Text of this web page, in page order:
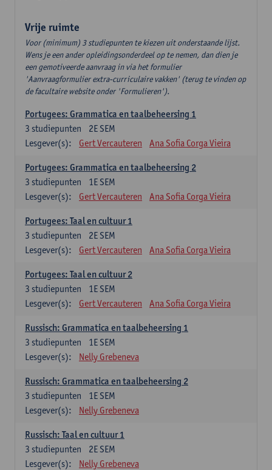
Vrije ruimte
Voor (minimum) 3 studiepunten te kiezen uit onderstaande lijst.
Wens je een ander opleidingsonderdeel op te nemen, dan dien je
een gemotiveerde aanvraag in via het formulier
'Aanvraagformulier extra-curriculaire vakken' (terug te vinden op
de facultaire website onder 'Formulieren').
Portugees: Grammatica en taalbeheersing 1
2E SEM
3 studiepunten
Lesgever(s):
Gert Vercauteren Ana Sofia Corga Vieira
Portugees: Grammatica en taalbeheersing 2
1E SEM
3 studiepunten
Lesgever(s):
Gert Vercauteren Ana Sofia Corga Vieira
Portugees: Taal en cultuur 1
2E SEM
3 studiepunten
Lesgever(s):
Gert Vercauteren Ana Sofia Corga Vieira
Portugees: Taal en cultuur 2
1E SEM
3 studiepunten
Lesgever(s):
Gert Vercauteren Ana Sofia Corga Vieira
Russisch: Grammatica en taalbeheersing 1
1E SEM
3 studiepunten
Lesgever(s):
Nelly Grebeneva
Russisch: Grammatica en taalbeheersing 2
1E SEM
3 studiepunten
Lesgever(s):
Nelly Grebeneva
Russisch: Taal en cultuur 1
2E SEM
3 studiepunten
Lesgever(s):
Nelly Grebeneva